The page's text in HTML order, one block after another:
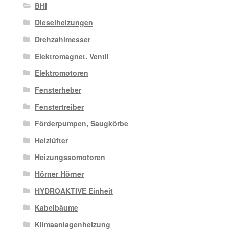
BHI
Dieselheizungen
Drehzahlmesser
Elektromagnet. Ventil
Elektromotoren
Fensterheber
Fenstertreiber
Förderpumpen, Saugkörbe
Heizlüfter
Heizungssomotoren
Hörner Hörner
HYDROAKTIVE Einheit
Kabelbäume
Klimaanlagenheizung